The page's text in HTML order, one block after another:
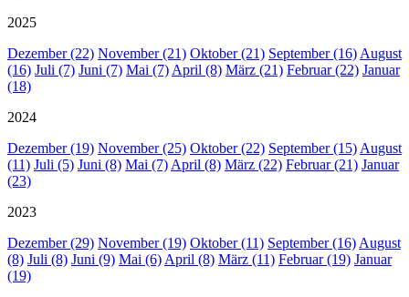
2025
Dezember (22) November (21) Oktober (21) September (16) August
(16) Juli (7) Juni (7) Mai (7) April (8) März (21) Februar (22) Januar
(18)
2024
Dezember (19) November (25) Oktober (22) September (15) August
(11) Juli (5) Juni (8) Mai (7) April (8) März (22) Februar (21) Januar
(23)
2023
Dezember (29) November (19) Oktober (11) September (16) August
(8) Juli (8) Juni (9) Mai (6) April (8) März (11) Februar (19) Januar
(19)